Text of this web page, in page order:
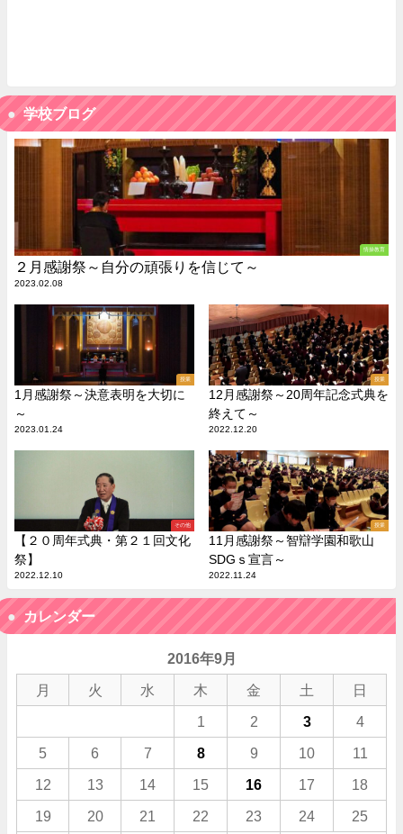
学校ブログ
情操教育
２月感謝祭～自分の頑張りを信じて～
2023.02.08
授業
1月感謝祭～決意表明を大切に
～
2023.01.24
授業
12月感謝祭～20周年記念式典を
終えて～
2022.12.20
その他
【２０周年式典・第２１回文化
祭】
2022.12.10
授業
11月感謝祭～智辯学園和歌山
SDGｓ宣言～
2022.11.24
カレンダー
2016年9月
月 火 水 木 金 土 日
1 2 3 4
5 6 7 8 9 10 11
12 13 14 15 16 17 18
19 20 21 22 23 24 25